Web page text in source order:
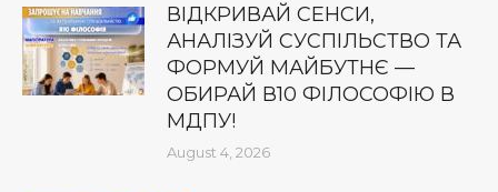
ВІДКРИВАЙ СЕНСИ,
АНАЛІЗУЙ СУСПІЛЬСТВО ТА
ФОРМУЙ МАЙБУТНЄ —
ОБИРАЙ В10 ФІЛОСОФІЮ В
МДПУ!
August 4, 2026